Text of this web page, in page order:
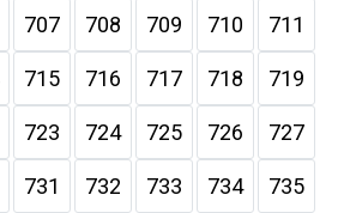
707 708 709 710 711
715 716 717 718 719
723 724 725 726 727
731 732 733 734 735